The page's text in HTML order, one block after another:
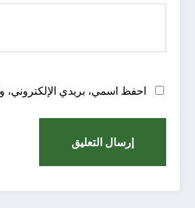
احفظ اسمي، بريدي الإلكتروني،